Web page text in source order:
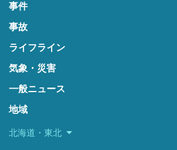
事件
事故
ライフライン
気象・災害
一般ニュース
地域
北海道・東北